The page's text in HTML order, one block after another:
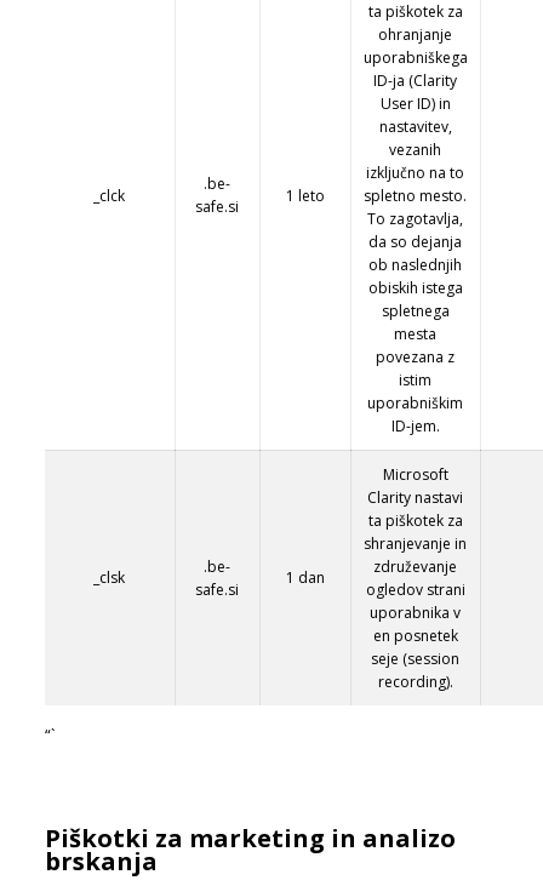
_clck
.be-
safe.si
1 leto
ta piškotek za
ohranjanje
uporabniškega
ID-ja (Clarity
User ID) in
nastavitev,
vezanih
izključno na to
spletno mesto.
To zagotavlja,
da so dejanja
ob naslednjih
obiskih istega
spletnega
mesta
povezana z
istim
uporabniškim
ID-jem.
_clsk
.be-
safe.si
1 dan
Microsoft
Clarity nastavi
ta piškotek za
shranjevanje in
združevanje
ogledov strani
uporabnika v
en posnetek
seje (session
recording).
“`
Piškotki za marketing in analizo
brskanja